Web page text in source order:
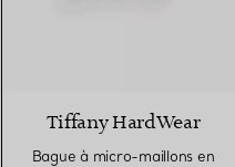
Tiffany HardWear
Bague à micro-maillons en